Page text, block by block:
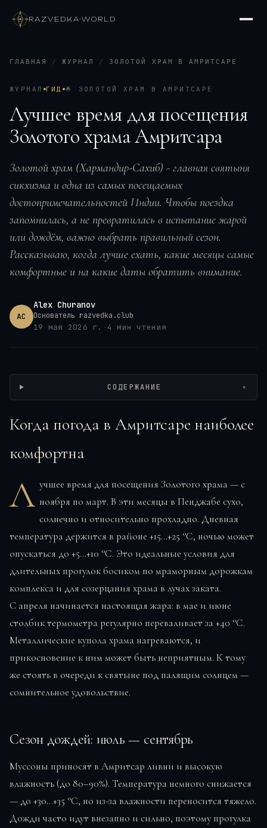
RAZVEDKA·WORLD
ГЛАВНАЯ / ЖУРНАЛ / ЗОЛОТОЙ ХРАМ В АМРИТСАРЕ
ЖУРНАЛ ГИД 🌟 ЗОЛОТОЙ ХРАМ В АМРИТСАРЕ
Лучшее время для посещения
Золотого храма Амритсара
Золотой храм (Хармандир-Сахиб) - главная святыня
сикхизма и одна из самых посещаемых
достопримечательностей Индии. Чтобы поездка
запомнилась, а не превратилась в испытание жарой
или дождём, важно выбрать правильный сезон.
Рассказываю, когда лучше ехать, какие месяцы самые
комфортные и на какие даты обратить внимание.
AC
Alex Churanov
Основатель razvedka.club
19 мая 2026 г. · 4 мин чтения
СОДЕРЖАНИЕ ▾
Когда погода в Амритсаре наиболее
комфортна
Л учшее время для посещения Золотого храма — с
ноября по март. В эти месяцы в Пенджабе сухо,
солнечно и относительно прохладно. Дневная
температура держится в районе +15…+25 °C, ночью может
опускаться до +5…+10 °C. Это идеальные условия для
длительных прогулок босиком по мраморным дорожкам
комплекса и для созерцания храма в лучах заката.
С апреля начинается настоящая жара: в мае и июне
столбик термометра регулярно переваливает за +40 °C.
Металлические купола храма нагреваются, и
прикосновение к ним может быть неприятным. К тому
же стоять в очереди к святыне под палящим солнцем —
сомнительное удовольствие.
Сезон дождей: июль — сентябрь
Муссоны приносят в Амритсар ливни и высокую
влажность (до 80–90%). Температура немного снижается
— до +30…+35 °C, но из-за влажности переносится тяжело.
Дожди часто идут внезапно и сильно, поэтому прогулка